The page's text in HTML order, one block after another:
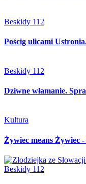
Beskidy 112
Pościg ulicami
Beskidy 112
Dziwne włamanie.
Kultura
Żywiec means Żywiec
Beskidy 112